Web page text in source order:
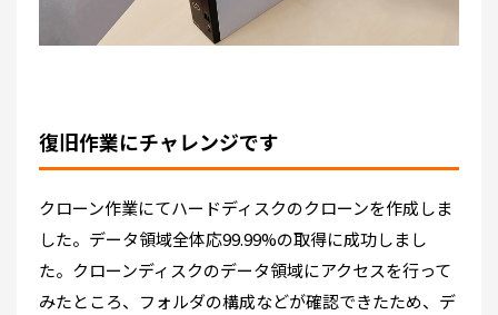
復旧作業にチャレンジです
クローン作業にてハードディスクのクローンを作成しま
した。データ領域全体応99.99%の取得に成功しまし
た。クローンディスクのデータ領域にアクセスを行って
みたところ、フォルダの構成などが確認できたため、デ